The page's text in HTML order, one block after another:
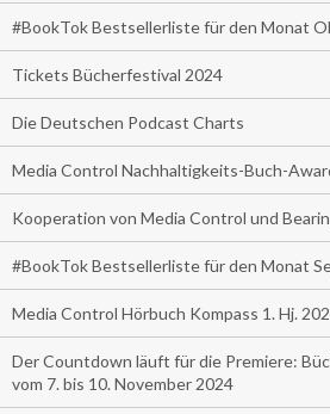
#BookTok Bestsellerliste für den Monat
Tickets Bücherfestival 2024
Die Deutschen Podcast Charts
Media Control Nachhaltigkeits-Buch-
Kooperation von Media Control und
#BookTok Bestsellerliste für den Monat
Media Control Hörbuch Kompass 1. Hj.
Der Countdown läuft für die Premiere:
vom 7. bis 10. November 2024